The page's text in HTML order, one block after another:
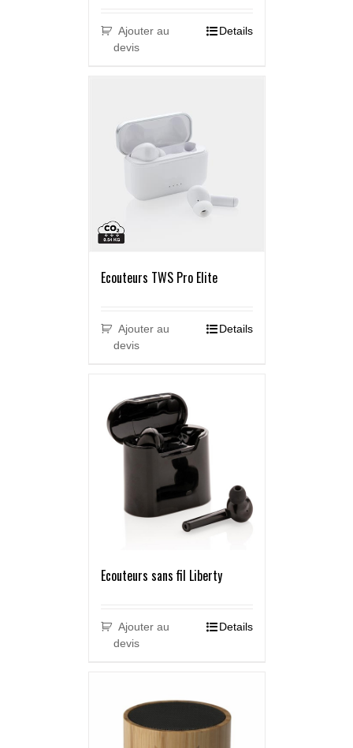
Ajouter au
devis
Details
Ecouteurs TWS Pro Elite
Ajouter au
devis
Details
Ecouteurs sans fil Liberty
Ajouter au
devis
Details